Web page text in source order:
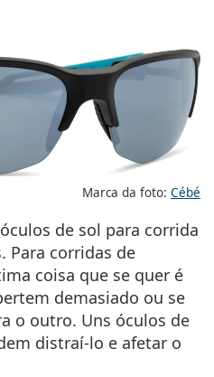
Marca da foto: Cébé
de sol para corrida
Para corridas de
coisa que se quer é
demasiado ou se
o outro. Uns óculos de
distraí-lo e afetar o